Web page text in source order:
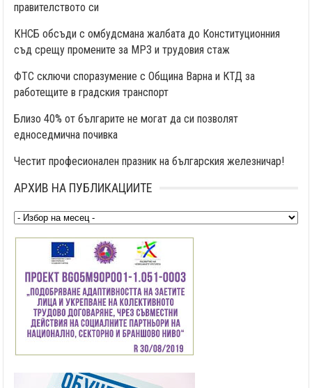
правителството си
КНСБ обсъди с омбудсмана жалбата до Конституционния
съд срещу промените за МРЗ и трудовия стаж
ФТС сключи споразумение с Община Варна и КТД за
работещите в градския транспорт
Близо 40% от българите не могат да си позволят
едноседмична почивка
Честит професионален празник на българския железничар!
АРХИВ НА ПУБЛИКАЦИИТЕ
Архив
на
публикациите